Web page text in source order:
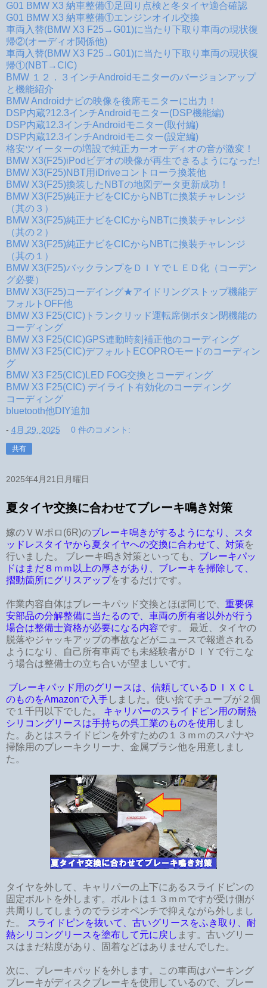
G01 BMW X3 納車整備①足回り点検と冬タイヤ適合確認
G01 BMW X3 納車整備①エンジンオイル交換
車両入替(BMW X3 F25→G01)に当たり下取り車両の現状復
帰②(オーディオ関係他)
車両入替(BMW X3 F25→G01)に当たり下取り車両の現状復
帰①(NBT→CIC)
BMW １２．３インチAndroidモニターのバージョンアップ
と機能紹介
BMW Androidナビの映像を後席モニターに出力！
DSP内蔵?12.3インチAndroidモニター(DSP機能編)
DSP内蔵12.3インチAndroidモニター(取付編)
DSP内蔵12.3インチAndroidモニター(設定編)
格安ツイーターの増設で純正カーオーディオの音が激変！
BMW X3(F25)iPodビデオの映像が再生できるようになった!
BMW X3(F25)NBT用iDriveコントローラ換装他
BMW X3(F25)換装したNBTの地図データ更新成功！
BMW X3(F25)純正ナビをCICからNBTに換装チャレンジ
（其の３）
BMW X3(F25)純正ナビをCICからNBTに換装チャレンジ
（其の２）
BMW X3(F25)純正ナビをCICからNBTに換装チャレンジ
（其の１）
BMW X3(F25)バックランプをＤＩＹでＬＥＤ化（コーデン
グ必要）
BMW X3(F25)コーデイング★アイドリングストップ機能デ
フォルトOFF他
BMW X3 F25(CIC)トランクリッド運転席側ボタン閉機能の
コーディング
BMW X3 F25(CIC)GPS連動時刻補正他のコーディング
BMW X3 F25(CIC)デフォルトECOPROモードのコーディン
グ
BMW X3 F25(CIC)LED FOG交換とコーディング
BMW X3 F25(CIC) デイライト有効化のコーディング
コーディング
bluetooth他DIY追加
- 4月 29, 2025 0 件のコメント:
共有
2025年4月21日月曜日
夏タイヤ交換に合わせてブレーキ鳴き対策
嫁のＶＷポロ(6R)のブレーキ鳴きがするようになり、スタ
ッドレスタイヤから夏タイヤへの交換に合わせて、対策を
行いました。 ブレーキ鳴き対策といっても、 ブレーキパッ
ドはまだ８ｍｍ以上の厚さがあり、ブレーキを掃除して、
摺動箇所にグリスアップをするだけです。
作業内容自体はブレーキパッド交換とほぼ同じで、 重要保
安部品の分解整備に当たるので、車両の所有者以外が行う
場合は整備士資格が必要になる内容です。 最近、タイヤの
脱落やジャッキアップの事故などがニュースで報道される
ようになり、自己所有車両でも未経験者がＤＩＹで行こな
う場合は整備士の立ち合いが望ましいです。
ブレーキパッド用のグリースは、信頼しているＤＩＸＣＬ
のものをAmazonで入手しました。使い捨てチューブが２個
で１千円以下でした。 キャリパーのスライドピン用の耐熱
シリコングリースは手持ちの呉工業のものを使用 しまし
た。あとはスライドピンを外すための１３ｍｍのスパナや
掃除用のブレーキクリーナ、金属ブラシ他を用意しまし
た。
タイヤを外して、キャリパーの上下にあるスライドピンの
固定ボルトを外します。ボルトは１３ｍｍですが受け側が
共周りしてしまうのでラジオペンチで抑えながら外しまし
た。
スライドピンを抜いて、古いグリースをふき取り、耐
熱シリコングリースを塗布して元に戻し ます。古いグリー
スはまだ粘度があり、固着などはありませんでした。
次に、ブレーキパッドを外します。この車両はパーキング
ブレーキがディスクブレーキを使用しているので、ブレー